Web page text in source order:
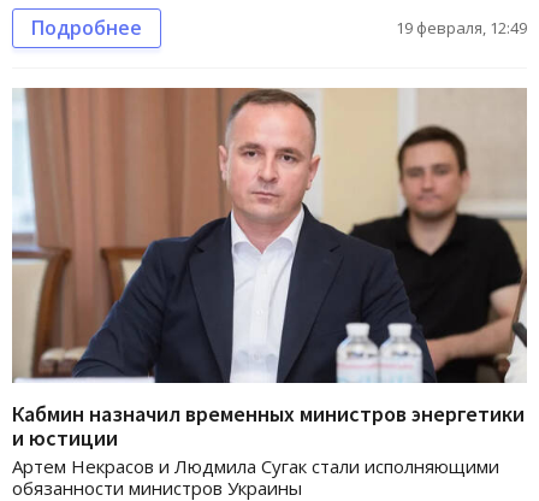
Подробнее 19 февраля, 12:49
Кабмин назначил временных министров энергетики
и юстиции
Артем Некрасов и Людмила Сугак стали исполняющими
обязанности министров Украины